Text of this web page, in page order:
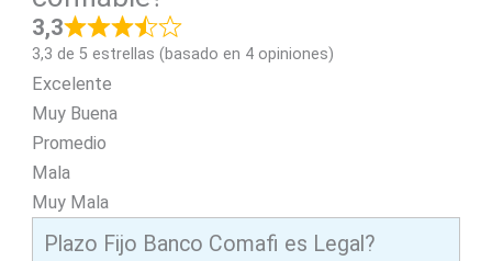
3,3
3,3 de 5 estrellas (basado en 4 opiniones)
Excelente
Muy Buena
Promedio
Mala
Muy Mala
Plazo Fijo Banco Comafi es Legal?